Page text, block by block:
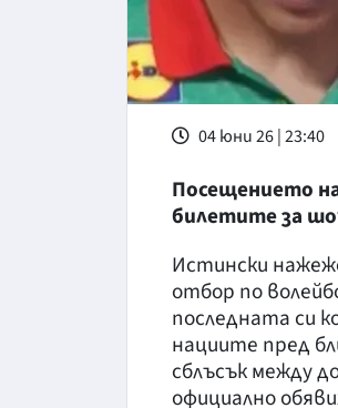
04 юни 26 | 23:40
Посещението
билетите за
Истински
отбор по
последната си
нациите пред
сблъсък между
официално